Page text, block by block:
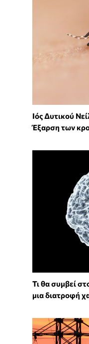
Ιός Δυτικού
Έξαρση των
Τι θα συμβεί
μια διατροφή